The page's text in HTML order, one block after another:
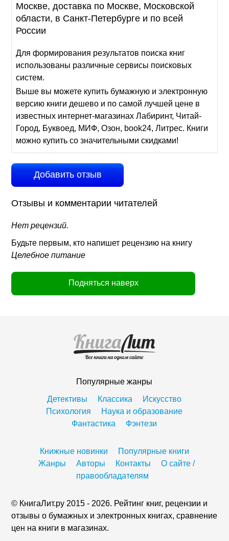
Москве, доставка по Москве, Московской
области, в Санкт-Петербурге и по всей
России
Для формирования результатов поиска книг
использованы различные сервисы поисковых
систем.
Выше вы можете купить бумажную и электронную
версию книги дешево и по самой лучшей цене в
известных интернет-магазинах Лабиринт, Читай-
Город, Буквоед, МИФ, Озон, book24, Литрес. Книги
можно купить со значительными скидками!
Добавить отзыв
Отзывы и комментарии читателей
Нет рецензий.
Будьте первым, кто напишет рецензию на книгу
Целебное питание
Подняться наверх
Популярные жанры
Детективы
Классика
Искусство
Психология
Наука и образование
Фантастика
Фэнтези
Книжные новинки
Популярные книги
Жанры
Авторы Контакты
О сайте /
правообладателям
© КнигаЛит.ру 2015 - 2026. Рейтинг книг, рецензии и
отзывы о бумажных и электронных книгах, сравнение
цен на книги в магазинах.